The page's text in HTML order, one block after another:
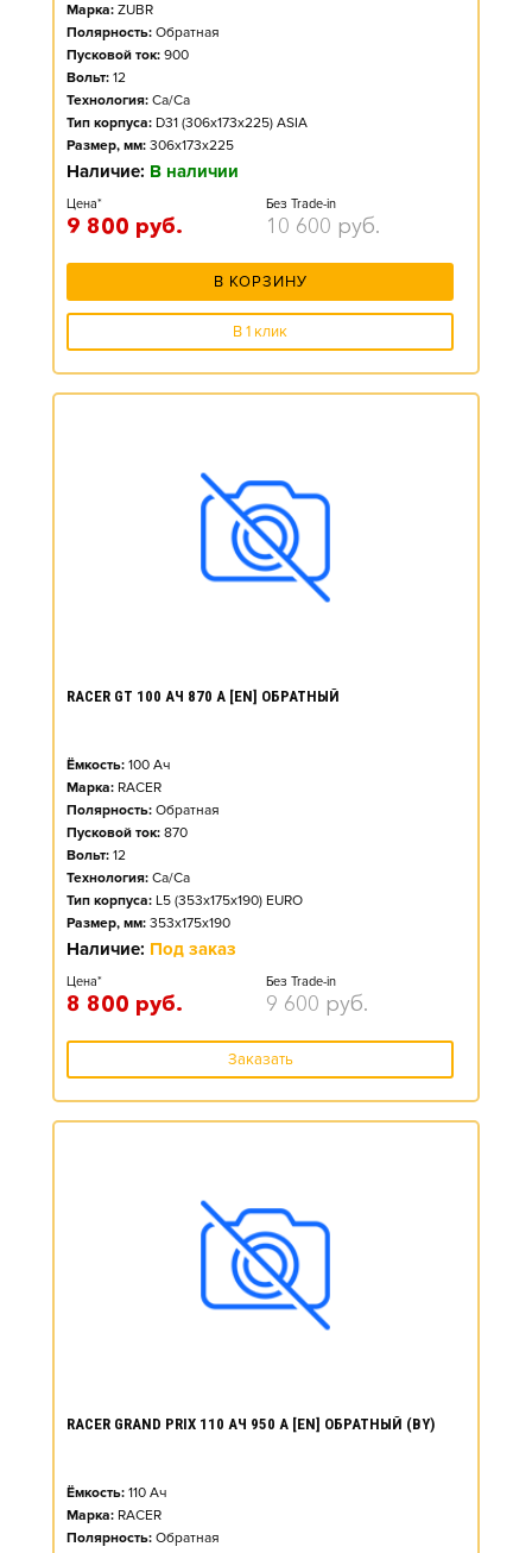
Марка: ZUBR
Полярность: Обратная
Пусковой ток: 900
Вольт: 12
Технология: Ca/Ca
Тип корпуса: D31 (306x173x225) ASIA
Размер, мм: 306x173x225
Наличие: В наличии
Цена*
9 800 руб.
Без Trade-in
10 600 руб.
В КОРЗИНУ
В 1 клик
RACER GT 100 АЧ 870 А [EN] ОБРАТНЫЙ
Ёмкость: 100 Ач
Марка: RACER
Полярность: Обратная
Пусковой ток: 870
Вольт: 12
Технология: Ca/Ca
Тип корпуса: L5 (353x175x190) EURO
Размер, мм: 353x175x190
Наличие: Под заказ
Цена*
8 800 руб.
Без Trade-in
9 600 руб.
Заказать
RACER GRAND PRIX 110 АЧ 950 А [EN] ОБРАТНЫЙ (BY)
Ёмкость: 110 Ач
Марка: RACER
Полярность: Обратная